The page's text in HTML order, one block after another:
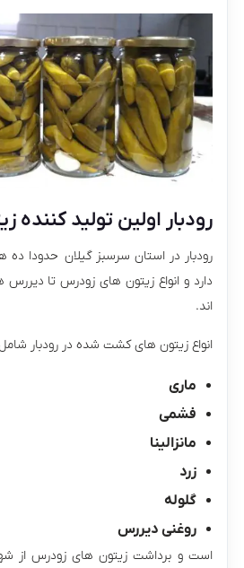
رودبار اولین تولید کننده
رودبار در استان سرسبز گیلان حدودا ده
دارد و انواع زیتون های زودرس تا
اند.
انواع زیتون های کشت شده در رودبار شامل
ماری
فشمی
مانزالینا
زرد
گلوله
روغنی دیررس
است و برداشت زیتون های زودرس از